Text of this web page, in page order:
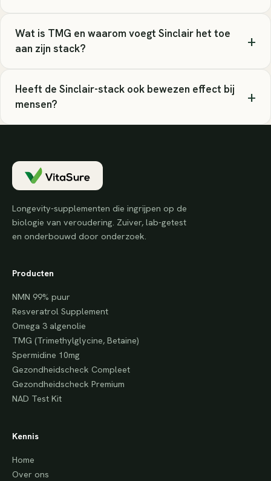
Wat is TMG en waarom voegt Sinclair het toe
aan zijn stack?
+
Heeft de Sinclair-stack ook bewezen effect bij
mensen?
+
Longevity-supplementen die ingrijpen op de
biologie van veroudering. Zuiver, lab-getest
en onderbouwd door onderzoek.
Producten
NMN 99% puur
Resveratrol Supplement
Omega 3 algenolie
TMG (Trimethylglycine, Betaine)
Spermidine 10mg
Gezondheidscheck Compleet
Gezondheidscheck Premium
NAD Test Kit
Kennis
Home
Over ons